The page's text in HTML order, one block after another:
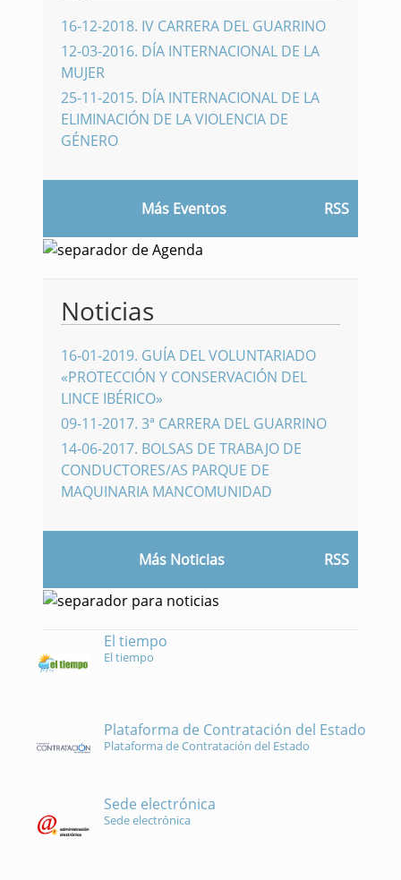
16-12-2018. IV CARRERA DEL GUARRINO
12-03-2016. DÍA INTERNACIONAL DE LA
MUJER
25-11-2015. DÍA INTERNACIONAL DE LA
ELIMINACIÓN DE LA VIOLENCIA DE
GÉNERO
Más Eventos RSS
Noticias
16-01-2019. GUÍA DEL VOLUNTARIADO
«PROTECCIÓN Y CONSERVACIÓN DEL
LINCE IBÉRICO»
09-11-2017. 3ª CARRERA DEL GUARRINO
14-06-2017. BOLSAS DE TRABAJO DE
CONDUCTORES/AS PARQUE DE
MAQUINARIA MANCOMUNIDAD
Más Noticias RSS
El tiempo
El tiempo
Plataforma de Contratación del Estado
Plataforma de Contratación del Estado
Sede electrónica
Sede electrónica